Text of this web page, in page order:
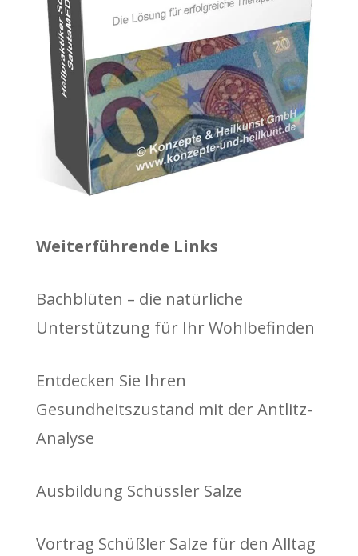
Weiterführende Links
Bachblüten – die natürliche
Unterstützung für Ihr Wohlbefinden
Entdecken Sie Ihren
Gesundheitszustand mit der Antlitz-
Analyse
Ausbildung Schüssler Salze
Vortrag Schüßler Salze für den Alltag